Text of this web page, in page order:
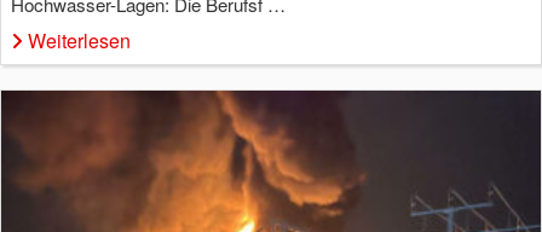
Weiterlesen